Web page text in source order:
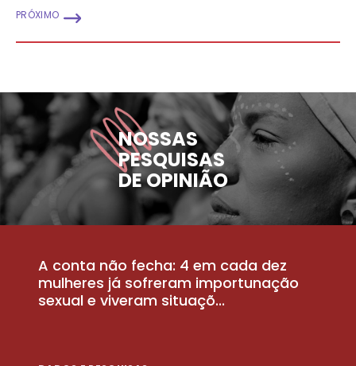
PRÓXIMO
NOSSAS
PESQUISAS
DE OPINIÃO
A conta não fecha: 4 em cada dez
mulheres já sofreram importunação
sexual e viveram situaçõ...